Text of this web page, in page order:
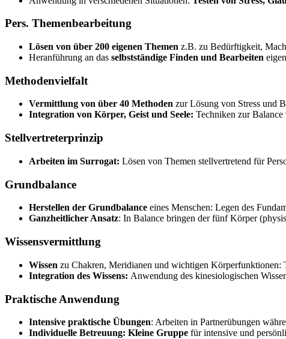
Pers. Themenbearbeitung
Lösen von über 200 eigenen Themen z.B. zu Bedürftigkeit,
Heranführung an das selbstständige Finden und Bearbeiten
Methodenvielfalt
Vermittlung von über 40 Methoden zur Lösung von Stress und
Integration von Körper, Geist und Seele: Techniken zur
Stellvertreterprinzip
Arbeiten im Surrogat: Lösen von Themen stellvertretend für
Grundbalance
Herstellen der Grundbalance eines Menschen: Legen des
Ganzheitlicher Ansatz: In Balance bringen der fünf Körper
Wissensvermittlung
Wissen zu Chakren, Meridianen und wichtigen
Integration des Wissens: Anwendung des kinesiologischen
Praktische Anwendung
Intensive praktische Übungen: Arbeiten in Partnerübungen
Individuelle Betreuung: Kleine Gruppe für intensive und